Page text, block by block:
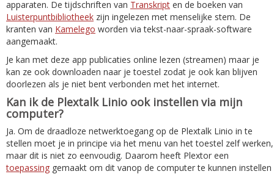
apparaten. De tijdschriften van Transkript en de boeken van
Luisterpuntbibliotheek zijn ingelezen met menselijke stem. De
kranten van Kamelego worden via tekst-naar-spraak-software
aangemaakt.
Je kan met deze app publicaties online lezen (streamen) maar je
kan ze ook downloaden naar je toestel zodat je ook kan blijven
doorlezen als je niet bent verbonden met het internet.
Kan ik de Plextalk Linio ook instellen via mijn
computer?
Ja. Om de draadloze netwerktoegang op de Plextalk Linio in te
stellen moet je in principe via het menu van het toestel zelf werken,
maar dit is niet zo eenvoudig. Daarom heeft Plextor een
toepassing gemaakt om dit vanop de computer te kunnen instellen